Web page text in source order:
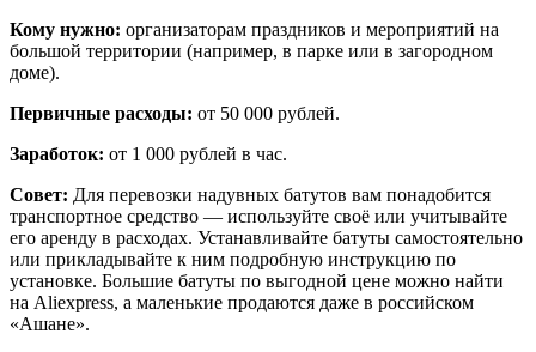
Кому нужно: организаторам праздников и мероприятий на
большой территории (например, в парке или в загородном
доме).
Первичные расходы: от 50 000 рублей.
Заработок: от 1 000 рублей в час.
Совет: Для перевозки надувных батутов вам понадобится
транспортное средство — используйте своё или учитывайте
его аренду в расходах. Устанавливайте батуты самостоятельно
или прикладывайте к ним подробную инструкцию по
установке. Большие батуты по выгодной цене можно найти
на Aliexpress, а маленькие продаются даже в российском
«Ашане».